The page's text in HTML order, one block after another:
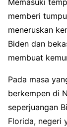
Memasuki
memberi
meneruskan
Biden dan
membuat
Pada masa
berkempen di
seperjuangan
Florida, negeri